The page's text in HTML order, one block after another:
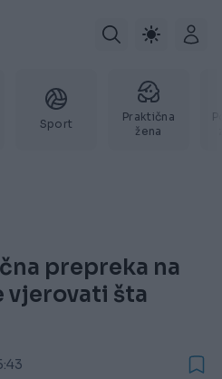
Sport
Praktična
žena
prepreka na
vjerovati šta